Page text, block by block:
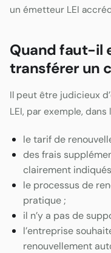
un émetteur LEI
Quand faut-il
transférer un
Il peut être judicieux
LEI, par exemple,
le tarif de
des frais
clairement
le processus de
pratique ;
il n’y a pas de
l’entreprise
renouvellement